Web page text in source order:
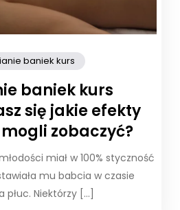
baniek kurs
baniek kurs
się jakie efekty
zobaczyć?
miał w 100% styczność
mu babcia w czasie
płuc. Niektórzy […]